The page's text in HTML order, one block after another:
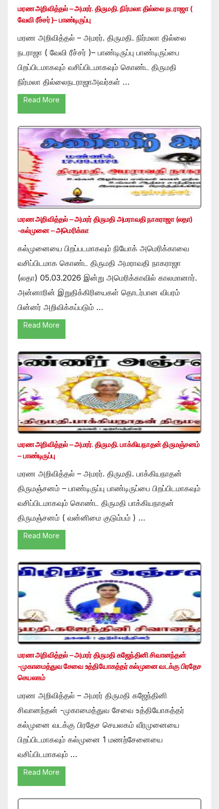
மரண அறிவித்தல் – அமரர். திருமதி. நிர்மலா தில்லை நடராஜா (
வேவி ரீச்சர் )– பாண்டிருப்பு
மரண அறிவித்தல் – அமரர். திருமதி. நிர்மலா தில்லை
நடராஜா ( வேவி ரீச்சர் )– பாண்டிருப்பு பாண்டிருப்பை
பிறப்பிடமாகவும் வசிப்பிடமாகவும் கொண்ட திருமதி
நிர்மலா தில்லைநடராஜாஅவர்கள் …
Read More
மரண அறிவித்தல் – அமரர் திருமதி அமராவதி நாகராஜா (லதா)
-கல்முனை – அமெரிக்கா
கல்முனையை பிறப்படமாகவும் நியோக் அமெரிக்காவை
வசிப்பிடமாக கொண்ட திருமதி அமராவதி நாகராஜா
(லதா) 05.03.2026 இன்று அமெரிக்காவில் காலமானார்.
அன்னாரின் இறுதிக்கிரியைகள் தொடர்பான விபரம்
பின்னர் அறிவிக்கப்படும் …
Read More
மரண அறிவித்தல் – அமரர். திருமதி. பாக்கியநாதன் திருமஞ்சனம்
– பாண்டிருப்பு
மரண அறிவித்தல் – அமரர். திருமதி. பாக்கியநாதன்
திருமஞ்சனம் – பாண்டிருப்பு பாண்டிருப்பை பிறப்பிடமாகவும்
வசிப்பிடமாகவும் கொண்ட திருமதி பாக்கியநாதன்
திருமஞ்சனம் ( வன்னிமை குடும்பம் ) …
Read More
மரண அறிவித்தல் – அமரர் திருமதி கஜேந்தினி சிவானந்தன்
-முகாமைத்துவ சேவை உத்தியோகத்தர் கல்முனை வடக்கு பிரதேச
செயலகம்
மரண அறிவித்தல் – அமரர் திருமதி கஜேந்தினி
சிவானந்தன் -முகாமைத்துவ சேவை உத்தியோகத்தர்
கல்முனை வடக்கு பிரதேச செயலகம் வீரமுனையை
பிறப்பிடமாகவும் கல்முனை 1 மணற்சேனையை
வசிப்பிடமாகவும் …
Read More